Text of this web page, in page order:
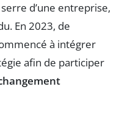
d’une entreprise,
En 2023, de
à intégrer
afin de participer